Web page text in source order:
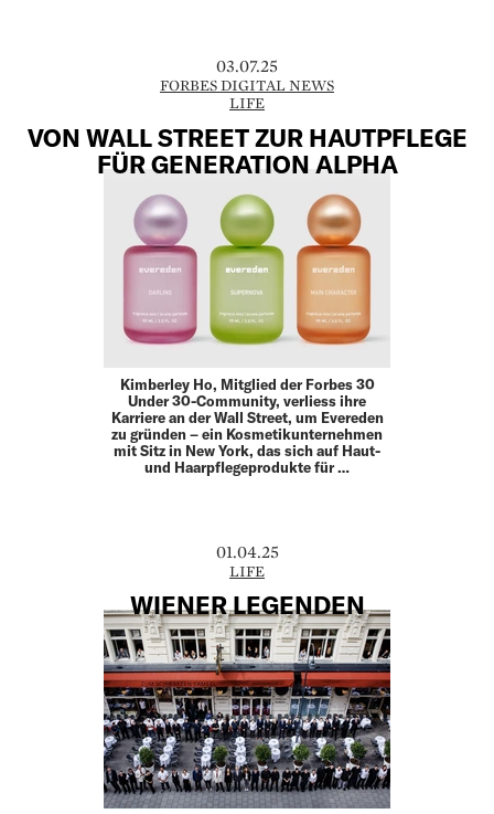
03.07.25
FORBES DIGITAL NEWS
LIFE
VON WALL STREET ZUR HAUTPFLEGE
FÜR GENERATION ALPHA
Kimberley Ho, Mitglied der Forbes 30
Under 30-Community, verliess ihre
Karriere an der Wall Street, um Evereden
zu gründen – ein Kosmetikunternehmen
mit Sitz in New York, das sich auf Haut-
und Haarpflegeprodukte für …
01.04.25
LIFE
WIENER LEGENDEN